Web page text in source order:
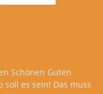
Schönen Guten
es sein! Das muss